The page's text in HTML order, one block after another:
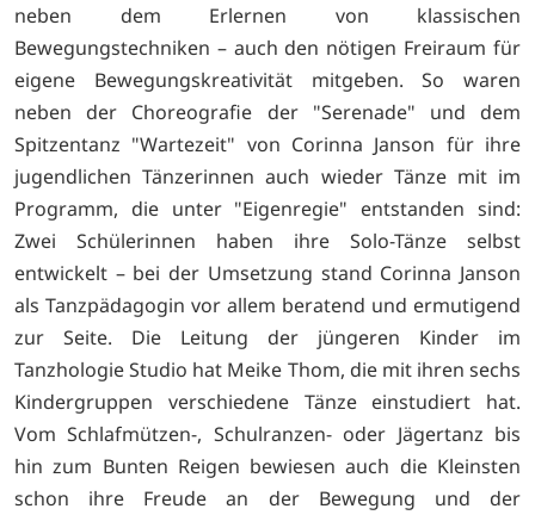
neben dem Erlernen von klassischen
Bewegungstechniken – auch den nötigen Freiraum für
eigene Bewegungskreativität mitgeben. So waren
neben der Choreografie der "Serenade" und dem
Spitzentanz "Wartezeit" von Corinna Janson für ihre
jugendlichen Tänzerinnen auch wieder Tänze mit im
Programm, die unter "Eigenregie" entstanden sind:
Zwei Schülerinnen haben ihre Solo-Tänze selbst
entwickelt – bei der Umsetzung stand Corinna Janson
als Tanzpädagogin vor allem beratend und ermutigend
zur Seite. Die Leitung der jüngeren Kinder im
Tanzhologie Studio hat Meike Thom, die mit ihren sechs
Kindergruppen verschiedene Tänze einstudiert hat.
Vom Schlafmützen-, Schulranzen- oder Jägertanz bis
hin zum Bunten Reigen bewiesen auch die Kleinsten
schon ihre Freude an der Bewegung und der